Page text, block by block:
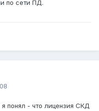
по сети ПД.
понял - что лицензия СКД